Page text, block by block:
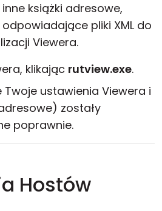
książki adresowe,
pliki XML do
Viewera.
klikając rutview.exe.
Twoje ustawienia Viewera i
zostały
poprawnie.
Hostów